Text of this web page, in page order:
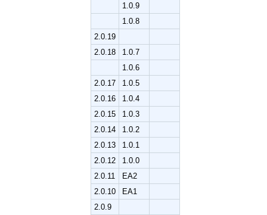
1.0.9
1.0.8
2.0.19
2.0.18
1.0.7
1.0.6
2.0.17
1.0.5
2.0.16
1.0.4
2.0.15
1.0.3
2.0.14
1.0.2
2.0.13
1.0.1
2.0.12
1.0.0
2.0.11
EA2
2.0.10
EA1
2.0.9